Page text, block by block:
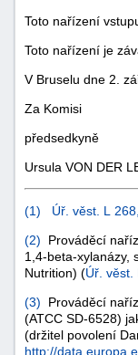
Toto nařízení
Toto nařízení je
V Bruselu dne 2.
Za Komisi
předsedkyně
Ursula VON DER
(1) Úř. věst. L
(2) Prováděcí
1,4-beta-xylanázy,
Nutrition) (Úř. věst.
(3) Prováděcí
(ATCC SD-6528)
(držitel povolení
http://